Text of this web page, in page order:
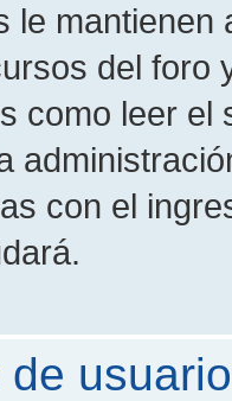
le
del foro
como leer el
con el
de